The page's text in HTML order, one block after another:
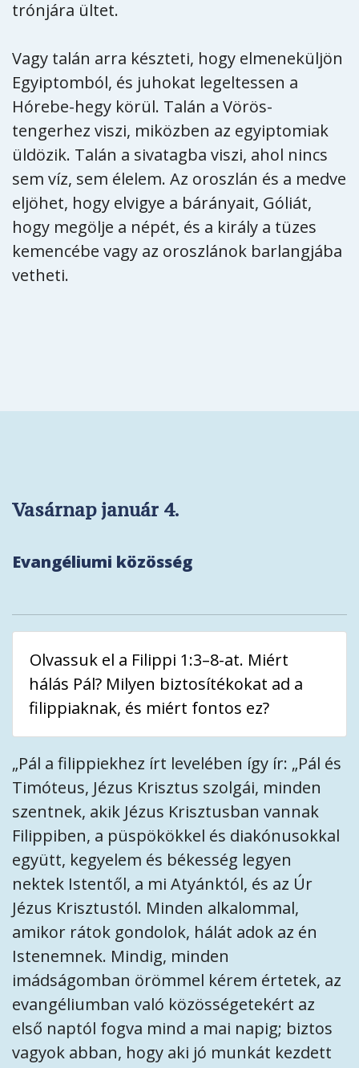
trónjára ültet.
Vagy talán arra készteti, hogy elmeneküljön
Egyiptomból, és juhokat legeltessen a
Hórebe-hegy körül. Talán a Vörös-
tengerhez viszi, miközben az egyiptomiak
üldözik. Talán a sivatagba viszi, ahol nincs
sem víz, sem élelem. Az oroszlán és a medve
eljöhet, hogy elvigye a bárányait, Góliát,
hogy megölje a népét, és a király a tüzes
kemencébe vagy az oroszlánok barlangjába
vetheti.
Vasárnap január 4.
Evangéliumi közösség
Olvassuk el a Filippi 1:3–8-at. Miért
hálás Pál? Milyen biztosítékokat ad a
filippiaknak, és miért fontos ez?
„Pál a filippiekhez írt levelében így ír: „Pál és
Timóteus, Jézus Krisztus szolgái, minden
szentnek, akik Jézus Krisztusban vannak
Filippiben, a püspökökkel és diakónusokkal
együtt, kegyelem és békesség legyen
nektek Istentől, a mi Atyánktól, és az Úr
Jézus Krisztustól. Minden alkalommal,
amikor rátok gondolok, hálát adok az én
Istenemnek. Mindig, minden
imádságomban örömmel kérem értetek, az
evangéliumban való közösségetekért az
első naptól fogva mind a mai napig; biztos
vagyok abban, hogy aki jó munkát kezdett